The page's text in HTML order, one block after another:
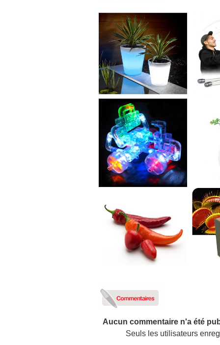
Aucun commentaire n'a été
Seuls les utilisateurs